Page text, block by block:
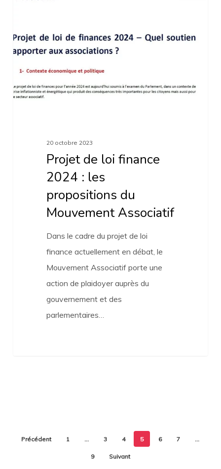
2024
:
les
propositions
20 octobre 2023
Projet de loi finance
2024 : les
propositions du
Mouvement Associatif
Dans le cadre du projet de loi
finance actuellement en débat, le
Mouvement Associatif porte une
action de plaidoyer auprès du
gouvernement et des
parlementaires…
Précédent 1 … 3 4 5 6 7 …
9 Suivant